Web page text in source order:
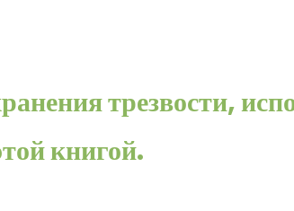
трезвости,
книгой.